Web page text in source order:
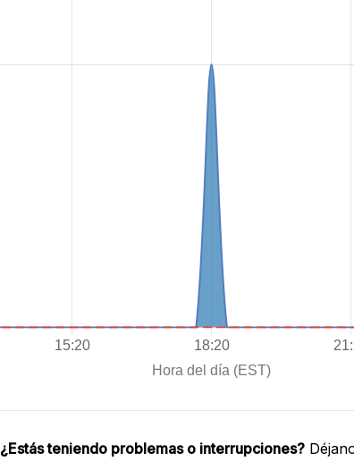
¿Estás teniendo problemas o interrupciones?